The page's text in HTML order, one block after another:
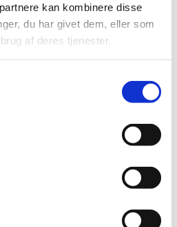
kan kombinere disse
du har givet dem, eller som
af deres tjenester.
kunne lide...